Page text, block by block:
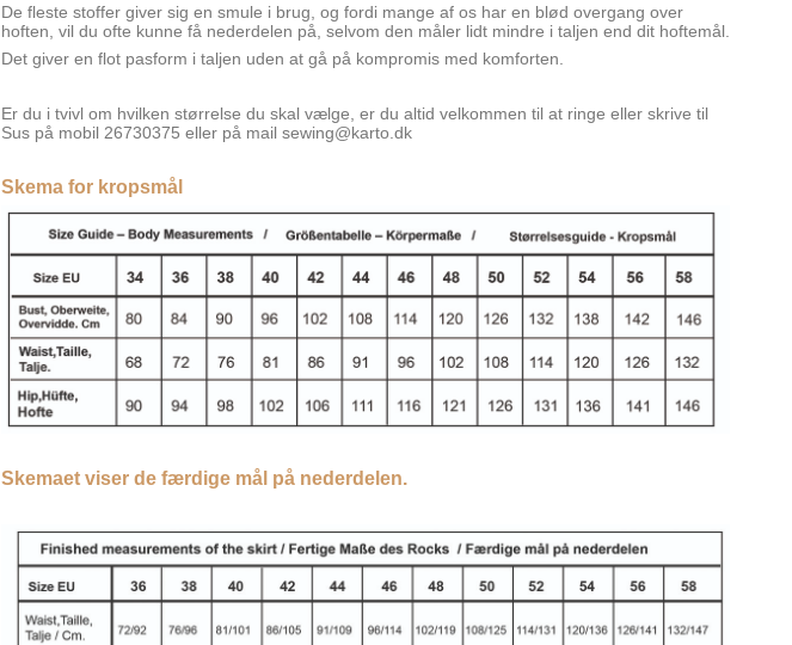
De fleste stoffer giver sig en smule i brug, og fordi mange af os har en blød overgang over
hoften, vil du ofte kunne få nederdelen på, selvom den måler lidt mindre i taljen end dit hoftemål.
Det giver en flot pasform i taljen uden at gå på kompromis med komforten.
Er du i tvivl om hvilken størrelse du skal vælge, er du altid velkommen til at ringe eller skrive til
Sus på mobil 26730375 eller på mail sewing@karto.dk
Skema for kropsmål
Skemaet viser de færdige mål på nederdelen.